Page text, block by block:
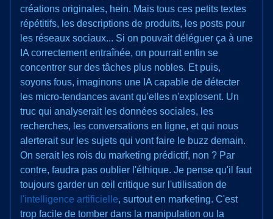
créations originales, hein. Mais tous ces petits textes
répétitifs, les descriptions de produits, les posts pour
les réseaux sociaux... Si on pouvait déléguer ça à une
IA correctement entraînée, on pourrait enfin se
concentrer sur des tâches plus nobles. Et puis,
soyons fous, imaginons une IA capable de détecter
les micro-tendances avant qu'elles n'explosent. Un
truc qui analyserait les données sociales, les
recherches, les conversations en ligne, et qui nous
alerterait sur les sujets qui vont faire le buzz demain.
On serait les rois du marketing prédictif, non ? Par
contre, faudra pas oublier l'éthique. Je pense qu'il faut
toujours garder un œil critique sur l'utilisation de
l'intelligence artificielle, surtout en marketing. C'est
trop facile de tomber dans la manipulation ou la